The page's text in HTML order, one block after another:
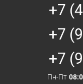
+7
+7
+7
Пн-Пт